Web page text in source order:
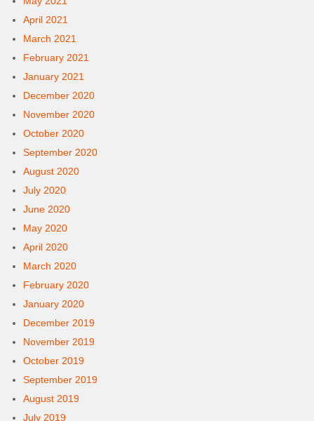
April 2021
March 2021
February 2021
January 2021
December 2020
November 2020
October 2020
September 2020
August 2020
July 2020
June 2020
May 2020
April 2020
March 2020
February 2020
January 2020
December 2019
November 2019
October 2019
September 2019
August 2019
July 2019